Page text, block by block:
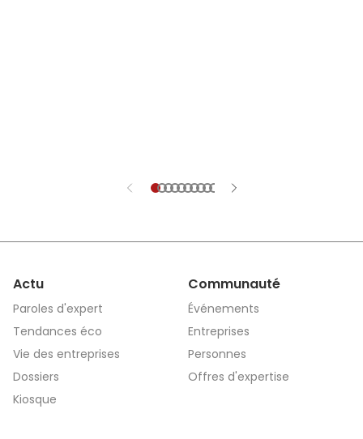
Actu
Paroles d'expert
Tendances éco
Vie des entreprises
Dossiers
Kiosque
Communauté
Événements
Entreprises
Personnes
Offres d'expertise